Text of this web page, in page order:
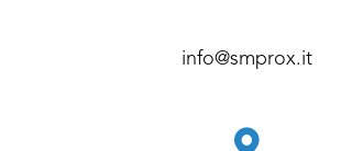
info@smprox.it